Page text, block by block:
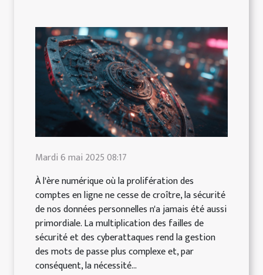
Mardi 6 mai 2025 08:17
À l'ère numérique où la prolifération des
comptes en ligne ne cesse de croître, la sécurité
de nos données personnelles n'a jamais été aussi
primordiale. La multiplication des failles de
sécurité et des cyberattaques rend la gestion
des mots de passe plus complexe et, par
conséquent, la nécessité...